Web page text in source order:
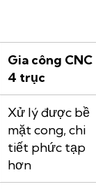
Gia công CNC
4 trục
Xử lý được bề
mặt cong, chi
tiết phức tạp
hơn